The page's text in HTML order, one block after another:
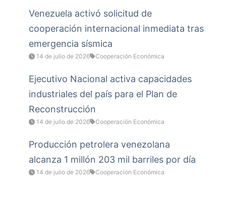
Venezuela activó solicitud de
cooperación internacional inmediata tras
emergencia sísmica
14 de julio de 2026 Cooperación Económica
Ejecutivo Nacional activa capacidades
industriales del país para el Plan de
Reconstrucción
14 de julio de 2026 Cooperación Económica
Producción petrolera venezolana
alcanza 1 millón 203 mil barriles por día
14 de julio de 2026 Cooperación Económica